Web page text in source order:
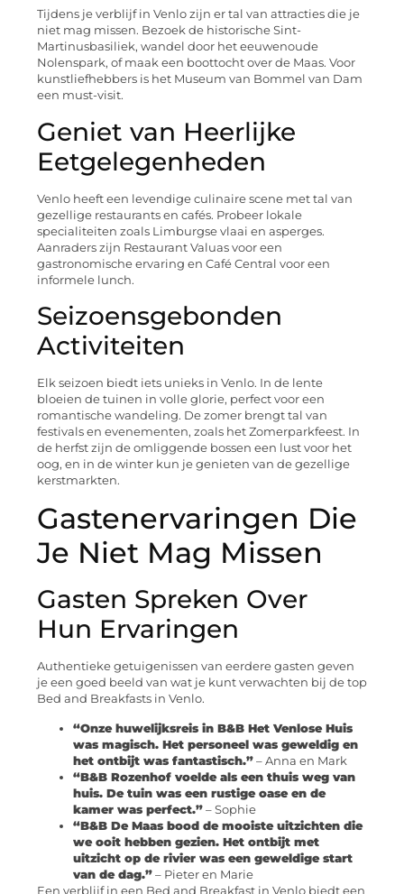
Tijdens je verblijf in Venlo zijn er tal van attracties die je
niet mag missen. Bezoek de historische Sint-
Martinusbasiliek, wandel door het eeuwenoude
Nolenspark, of maak een boottocht over de Maas. Voor
kunstliefhebbers is het Museum van Bommel van Dam
een must-visit.
Geniet van Heerlijke
Eetgelegenheden
Venlo heeft een levendige culinaire scene met tal van
gezellige restaurants en cafés. Probeer lokale
specialiteiten zoals Limburgse vlaai en asperges.
Aanraders zijn Restaurant Valuas voor een
gastronomische ervaring en Café Central voor een
informele lunch.
Seizoensgebonden
Activiteiten
Elk seizoen biedt iets unieks in Venlo. In de lente
bloeien de tuinen in volle glorie, perfect voor een
romantische wandeling. De zomer brengt tal van
festivals en evenementen, zoals het Zomerparkfeest. In
de herfst zijn de omliggende bossen een lust voor het
oog, en in de winter kun je genieten van de gezellige
kerstmarkten.
Gastenervaringen Die
Je Niet Mag Missen
Gasten Spreken Over
Hun Ervaringen
Authentieke getuigenissen van eerdere gasten geven
je een goed beeld van wat je kunt verwachten bij de top
Bed and Breakfasts in Venlo.
“Onze huwelijksreis in B&B Het Venlose Huis
was magisch. Het personeel was geweldig en
het ontbijt was fantastisch.” – Anna en Mark
“B&B Rozenhof voelde als een thuis weg van
huis. De tuin was een rustige oase en de
kamer was perfect.” – Sophie
“B&B De Maas bood de mooiste uitzichten die
we ooit hebben gezien. Het ontbijt met
uitzicht op de rivier was een geweldige start
van de dag.” – Pieter en Marie
Een verblijf in een Bed and Breakfast in Venlo biedt een